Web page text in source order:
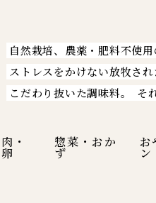
自然栽培、農薬・肥料不使
ストレスをかけない放牧さ
こだわり抜いた調味料。
そ
肉・
卵
惣菜・おか
ず
お
ン